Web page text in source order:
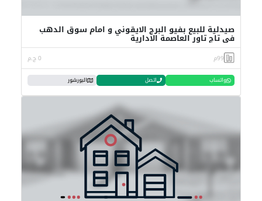
صيدلية للبيع بفيو البرج الايقوني و امام سوق الدهب
في تاج تاور العاصمة الادارية
99م 0 ج.م
واتساب اتصل البورشور